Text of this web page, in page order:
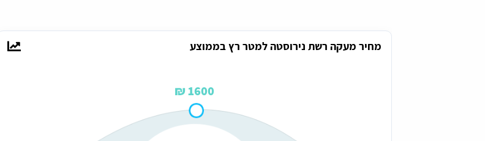
מחיר מעקה רשת נירוסטה למטר רץ בממוצע
1600 ₪